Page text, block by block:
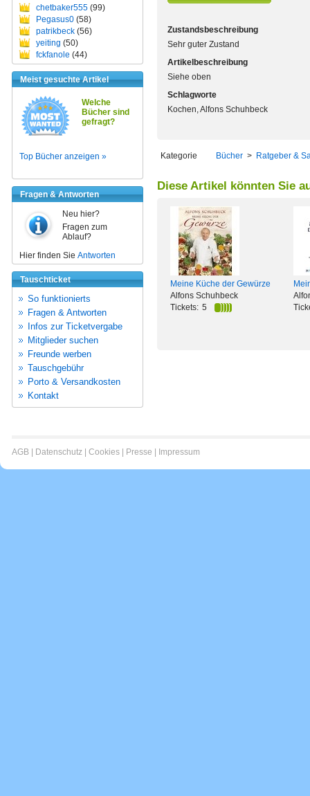
chetbaker555 (99)
Pegasus0 (58)
patrikbeck (56)
yeiting (50)
fckfanole (44)
Meist gesuchte Artikel
Welche
Bücher sind
gefragt?
Top Bücher anzeigen »
Fragen & Antworten
Neu hier?
Fragen zum
Ablauf?
Hier finden Sie Antworten
Tauschticket
So funktionierts
Fragen & Antworten
Infos zur Ticketvergabe
Mitglieder suchen
Freunde werben
Tauschgebühr
Porto & Versandkosten
Kontakt
Zustandsbeschreibung
Sehr guter Zustand
Artikelbeschreibung
Siehe oben
Schlagworte
Kochen, Alfons Schuhbeck
Kategorie Bücher > Ratgeber &
Diese Artikel könnten Sie
Meine Küche der Gewürze
Alfons Schuhbeck
Tickets: 5
AGB Datenschutz Cookies Presse Impressum